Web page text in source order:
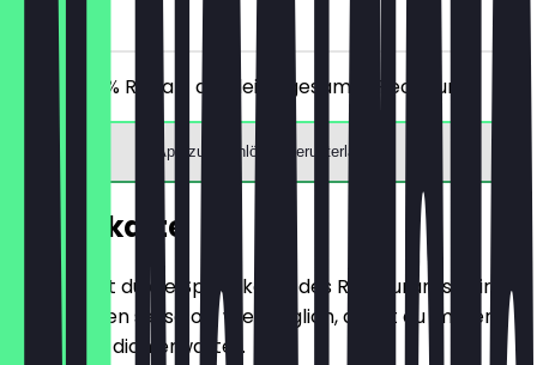
vor Ort
Erhalte 30% Rabatt auf deine gesamte Rechnung!
App zum Einlösen herunterladen
Speisekarte
Hier findest du die Speisekarte des Restaurants. Wir
aktualisieren sie so oft wie möglich, damit du immer
weißt, was dich erwartet.